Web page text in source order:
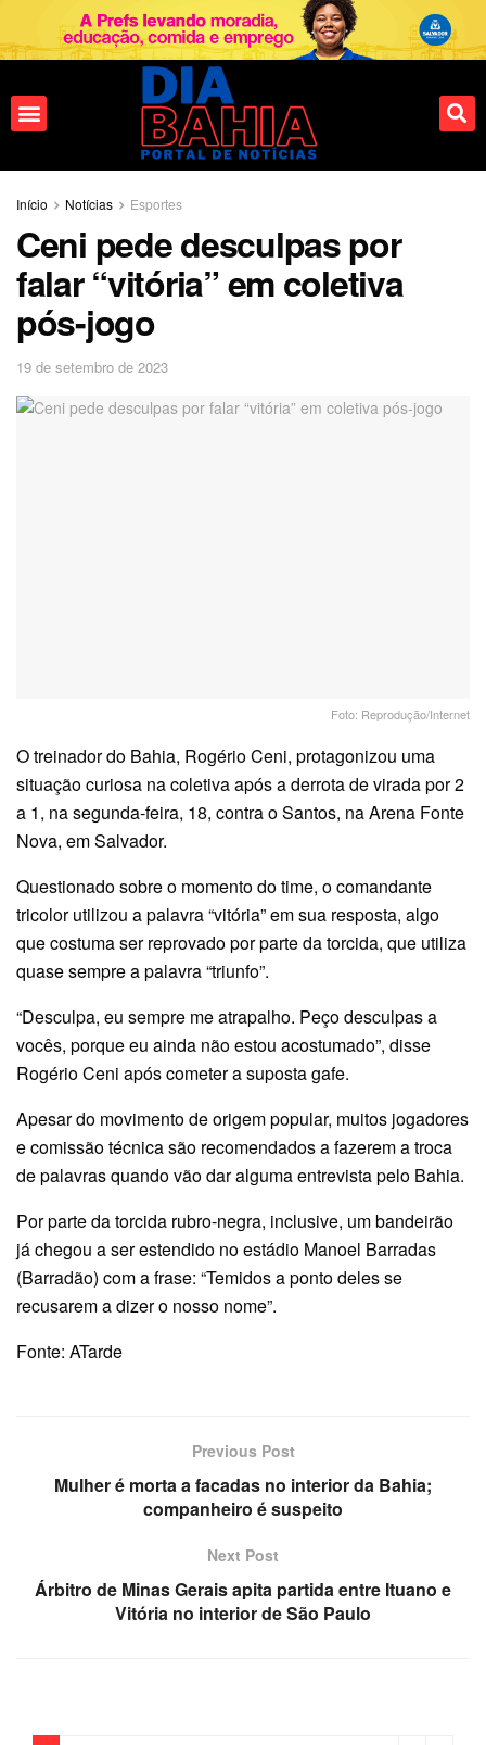
Início Notícias Esportes
Ceni pede desculpas por
falar “vitória” em coletiva
pós-jogo
19 de setembro de 2023
Foto: Reprodução/Internet
O treinador do Bahia, Rogério Ceni, protagonizou uma
situação curiosa na coletiva após a derrota de virada por 2
a 1, na segunda-feira, 18, contra o Santos, na Arena Fonte
Nova, em Salvador.
Questionado sobre o momento do time, o comandante
tricolor utilizou a palavra “vitória” em sua resposta, algo
que costuma ser reprovado por parte da torcida, que utiliza
quase sempre a palavra “triunfo”.
“Desculpa, eu sempre me atrapalho. Peço desculpas a
vocês, porque eu ainda não estou acostumado”, disse
Rogério Ceni após cometer a suposta gafe.
Apesar do movimento de origem popular, muitos jogadores
e comissão técnica são recomendados a fazerem a troca
de palavras quando vão dar alguma entrevista pelo Bahia.
Por parte da torcida rubro-negra, inclusive, um bandeirão
já chegou a ser estendido no estádio Manoel Barradas
(Barradão) com a frase: “Temidos a ponto deles se
recusarem a dizer o nosso nome”.
Fonte: ATarde
Previous Post
Mulher é morta a facadas no interior da Bahia;
companheiro é suspeito
Next Post
Árbitro de Minas Gerais apita partida entre Ituano e
Vitória no interior de São Paulo